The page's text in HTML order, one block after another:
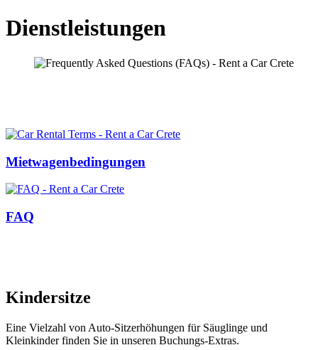
Dienstleistungen
Mietwagenbedingungen
FAQ
Kindersitze
Eine Vielzahl von Auto-Sitzerhöhungen für Säuglinge und
Kleinkinder finden Sie in unseren Buchungs-Extras.